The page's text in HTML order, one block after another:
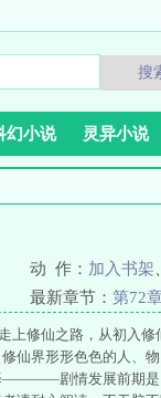
搜
幻小说 灵异小说
动 作： 加入书架
最新章节： 第72
上修仙之路，从初入
仙界形形色色的人、
————剧情发展前期是